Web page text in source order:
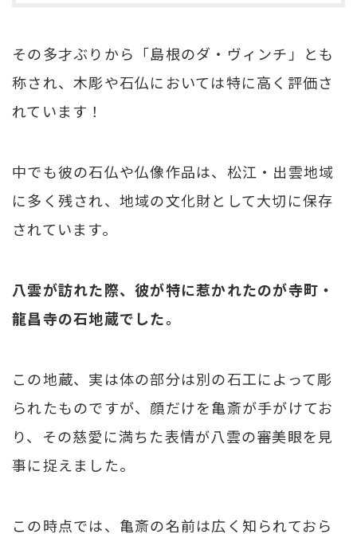
その多才ぶりから「島根のダ・ヴィンチ」とも
称され、木彫や石仏においては特に高く評価さ
れています！
中でも彼の石仏や仏像作品は、松江・出雲地域
に多く残され、地域の文化財として大切に保存
されています。
八雲が訪れた際、彼が特に惹かれたのが寺町・
龍昌寺の石地蔵でした。
この地蔵、実は体の部分は別の石工によって彫
られたものですが、顔だけを亀斎が手がけてお
り、その慈愛に満ちた表情が八雲の審美眼を見
事に捉えました。
この時点では、亀斎の名前は広く知られておら